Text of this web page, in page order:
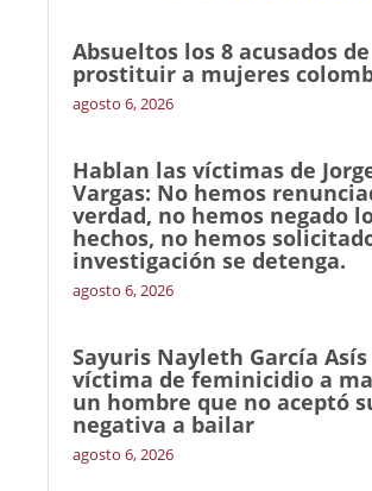
Absueltos los 8 acusados de
prostituir a mujeres
agosto 6, 2026
Hablan las víctimas de
Vargas: No hemos
verdad, no hemos negado
hechos, no hemos
investigación se detenga.
agosto 6, 2026
Sayuris Nayleth García
víctima de feminicidio a
un hombre que no aceptó
negativa a bailar
agosto 6, 2026